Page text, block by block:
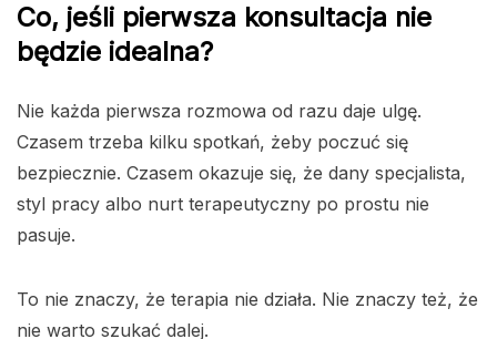
Co, jeśli pierwsza konsultacja nie
będzie idealna?
Nie każda pierwsza rozmowa od razu daje ulgę.
Czasem trzeba kilku spotkań, żeby poczuć się
bezpiecznie. Czasem okazuje się, że dany specjalista,
styl pracy albo nurt terapeutyczny po prostu nie
pasuje.
To nie znaczy, że terapia nie działa. Nie znaczy też, że
nie warto szukać dalej.